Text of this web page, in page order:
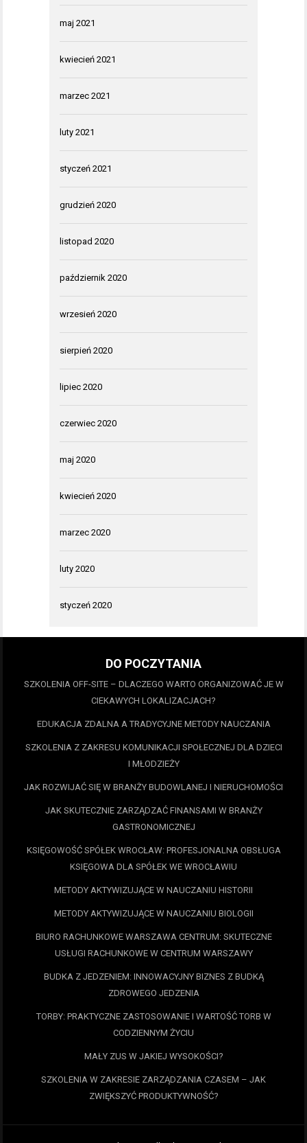
maj 2021
kwiecień 2021
marzec 2021
luty 2021
styczeń 2021
grudzień 2020
listopad 2020
październik 2020
wrzesień 2020
sierpień 2020
lipiec 2020
czerwiec 2020
maj 2020
kwiecień 2020
marzec 2020
luty 2020
styczeń 2020
DO POCZYTANIA
SZKOLENIA OFF-SITE – DLACZEGO WARTO ORGANIZOWAĆ JE W
CIEKAWYCH LOKALIZACJACH?
EDUKACJA ZDALNA A TRADYCYJNE METODY NAUCZANIA
SZKOLENIA Z ZAKRESU KOMUNIKACJI SPOŁECZNEJ DLA DZIECI
I MŁODZIEŻY
JAK ROZWIJAĆ SIĘ W BRANŻY BUDOWLANEJ I NIERUCHOMOŚCI
JAK SKUTECZNIE ZARZĄDZAĆ FINANSAMI W BRANŻY
GASTRONOMICZNEJ
KSIĘGOWOŚĆ SPÓŁEK WROCŁAW: PROFESJONALNA OBSŁUGA
KSIĘGOWA DLA SPÓŁEK WE WROCŁAWIU
METODY AKTYWIZUJĄCE W NAUCZANIU HISTORII
METODY AKTYWIZUJĄCE W NAUCZANIU BIOLOGII
BIURO RACHUNKOWE WARSZAWA CENTRUM: SKUTECZNE
USŁUGI RACHUNKOWE W CENTRUM WARSZAWY
BUDKA Z JEDZENIEM: INNOWACYJNY BIZNES Z BUDKĄ
ZDROWEGO JEDZENIA
TORBY: PRAKTYCZNE ZASTOSOWANIE I WARTOŚĆ TORB W
CODZIENNYM ŻYCIU
MAŁY ZUS W JAKIEJ WYSOKOŚCI?
SZKOLENIA W ZAKRESIE ZARZĄDZANIA CZASEM – JAK
ZWIĘKSZYĆ PRODUKTYWNOŚĆ?